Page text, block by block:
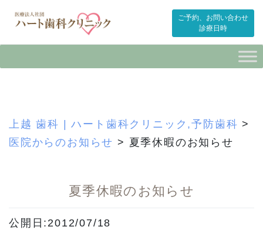
ご予約、お問い合わせ
診療日時
上越 歯科 | ハート歯科クリニック,予防歯科 >
医院からのお知らせ > 夏季休暇のお知らせ
夏季休暇のお知らせ
公開日:2012/07/18